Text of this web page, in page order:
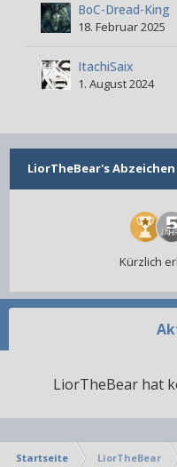
BoC-Dread-King
18. Februar 2025
ItachiSaix
1. August 2024
LiorTheBear's Abzeichen
Kürzlich
LiorTheBear hat
Startseite LiorTheBear